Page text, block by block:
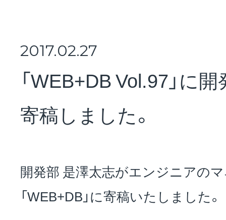
NEWS
採用情報
2017.02.27
「WEB+DB Vol.97」に
寄稿しました。
開発部 是澤太志がエンジニアの
「WEB+DB」に寄稿いたしました。